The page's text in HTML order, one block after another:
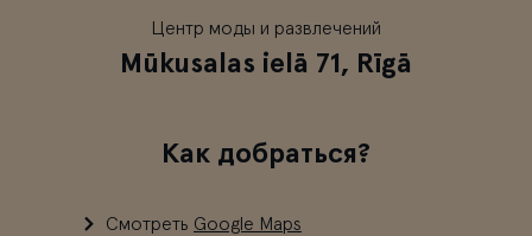
Центр моды и развлечений
Mūkusalas ielā 71, Rīgā
Как добраться?
Смотреть Google Maps